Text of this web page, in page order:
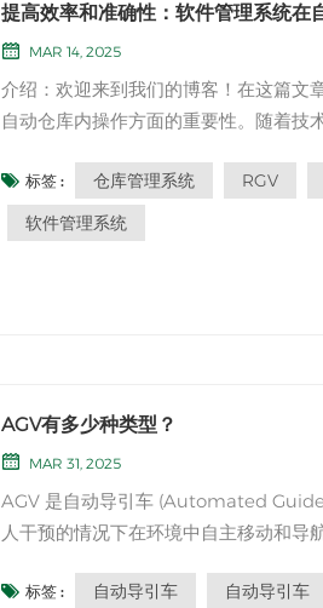
提高效率和准确性：软件管理系统在
MAR 14, 2025
介绍：欢迎来到我们的博客！在这篇文
自动仓库内操作方面的重要性。随着技
在精心策划和最大化这些复杂操作的效
入研究这些系统的关键好处和功...
标签 : 仓库管理系统 RGV
软件管理系统
AGV有多少种类型？
MAR 31, 2025
AGV 是自动导引车 (Automated
人干预的情况下在环境中自主移动和导
计。以下是一些常见的类型：牵引式
标签 : 自动导引车 自动导引车